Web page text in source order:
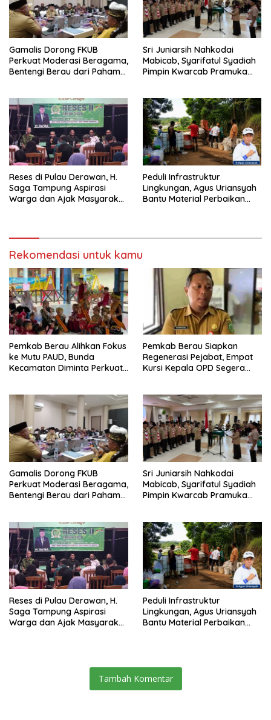
Gamalis Dorong FKUB
Perkuat Moderasi Beragama,
Bentengi Berau dari Paham
Sri Juniarsih Nahkodai
Mabicab, Syarifatul Syadiah
Pimpin Kwarcab Pramuka
Reses di Pulau Derawan, H.
Saga Tampung Aspirasi
Warga dan Ajak Masyarakat
Peduli Infrastruktur
Lingkungan, Agus Uriansyah
Bantu Material Perbaikan
Rekomendasi untuk kamu
Pemkab Berau Alihkan Fokus
ke Mutu PAUD, Bunda
Kecamatan Diminta Perkuat
Pemkab Berau Siapkan
Regenerasi Pejabat, Empat
Kursi Kepala OPD Segera
Gamalis Dorong FKUB
Perkuat Moderasi Beragama,
Bentengi Berau dari Paham
Sri Juniarsih Nahkodai
Mabicab, Syarifatul Syadiah
Pimpin Kwarcab Pramuka
Reses di Pulau Derawan, H.
Saga Tampung Aspirasi
Warga dan Ajak Masyarakat
Peduli Infrastruktur
Lingkungan, Agus Uriansyah
Bantu Material Perbaikan
Tambah Komentar